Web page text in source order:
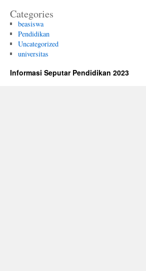
Categories
beasiswa
Pendidikan
Uncategorized
universitas
Informasi Seputar Pendidikan 2023